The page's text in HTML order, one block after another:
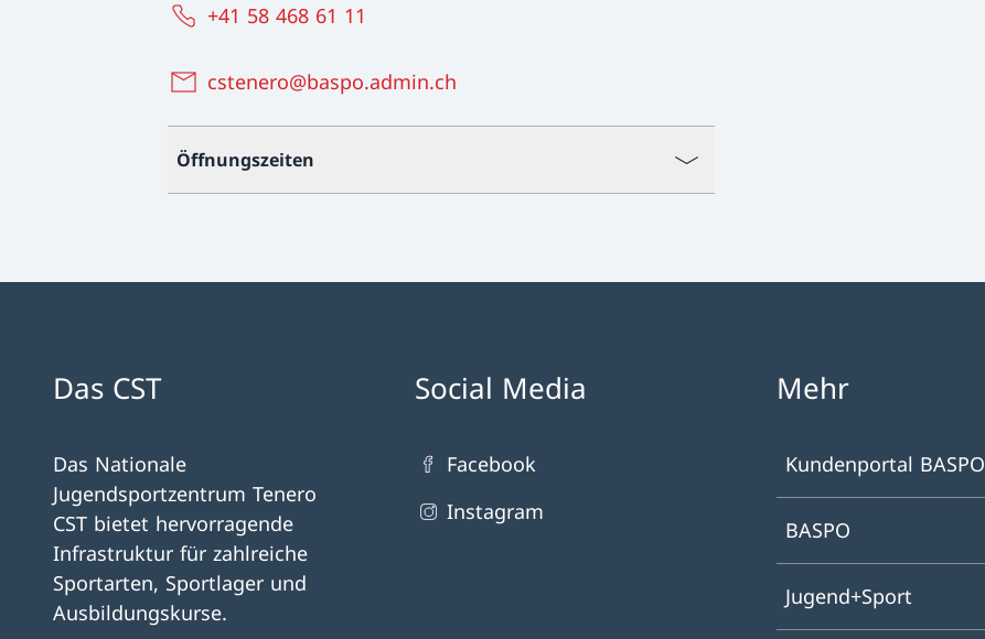
+41 58 468 61 11
cstenero@baspo.admin.ch
Öffnungszeiten
Das CST
Das Nationale
Jugendsportzentrum Tenero
CST bietet hervorragende
Infrastruktur für zahlreiche
Sportarten, Sportlager und
Ausbildungskurse.
Social Media
Facebook
Instagram
Mehr
Kundenportal BASPO
BASPO
Jugend+Sport